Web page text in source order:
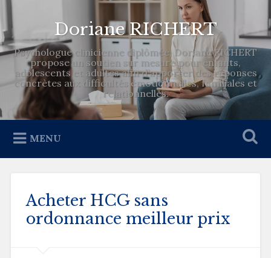
Doriane RICHERT
Psychologue clinicienne diplômée, Doriane RICHERT
propose un soutien sur mesure pour enfants,
adolescents et adultes afin d’apporter des réponses
concrètes aux difficultés émotionnelles, familiales et
relationnelles.
MENU
Acheter HCG sans
ordonnance meilleur prix